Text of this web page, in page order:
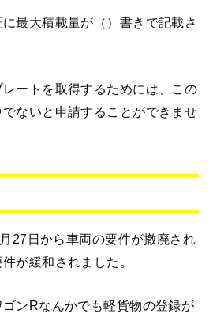
最大積載量が（）書きで記載さ
ートを取得するためには、この
ないと申請することができませ
27日から車両の要件が撤廃され
が緩和されました。
ンRなんかでも軽貨物の登録が